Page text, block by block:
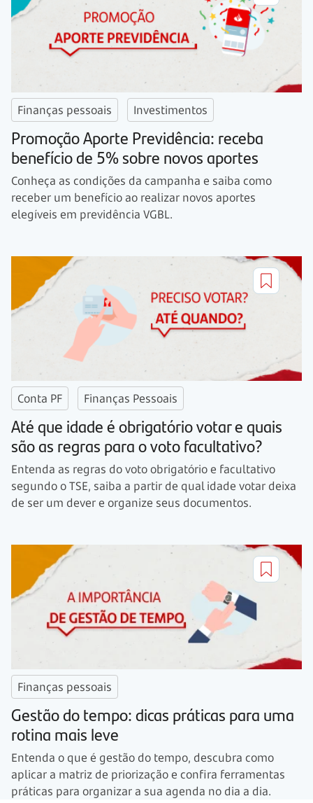
Finanças pessoais Investimentos
Promoção Aporte Previdência: receba
benefício de 5% sobre novos aportes
Conheça as condições da campanha e saiba como
receber um benefício ao realizar novos aportes
elegíveis em previdência VGBL.
Conta PF Finanças Pessoais
Até que idade é obrigatório votar e quais
são as regras para o voto facultativo?
Entenda as regras do voto obrigatório e facultativo
segundo o TSE, saiba a partir de qual idade votar deixa
de ser um dever e organize seus documentos.
Finanças pessoais
Gestão do tempo: dicas práticas para uma
rotina mais leve
Entenda o que é gestão do tempo, descubra como
aplicar a matriz de priorização e confira ferramentas
práticas para organizar a sua agenda no dia a dia.